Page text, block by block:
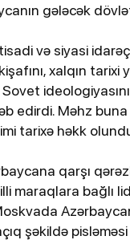
gələcək
və siyasi
xalqın
edirdi. Məhz
tarixə həkk
qarşı
maraqlara bağlı
şəkildə